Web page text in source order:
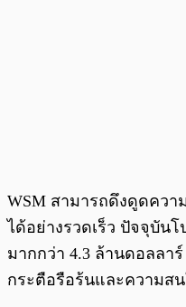
WSM สามารถดึงดูดคว
ได้อย่างรวดเร็ว ปัจจุบัน
มากกว่า 4.3 ล้านดอลลา
กระตือรือร้นและความส